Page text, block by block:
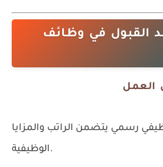
القبول في وظائف
رسمي يتضمن الراتب والمزايا
الوظيفية.